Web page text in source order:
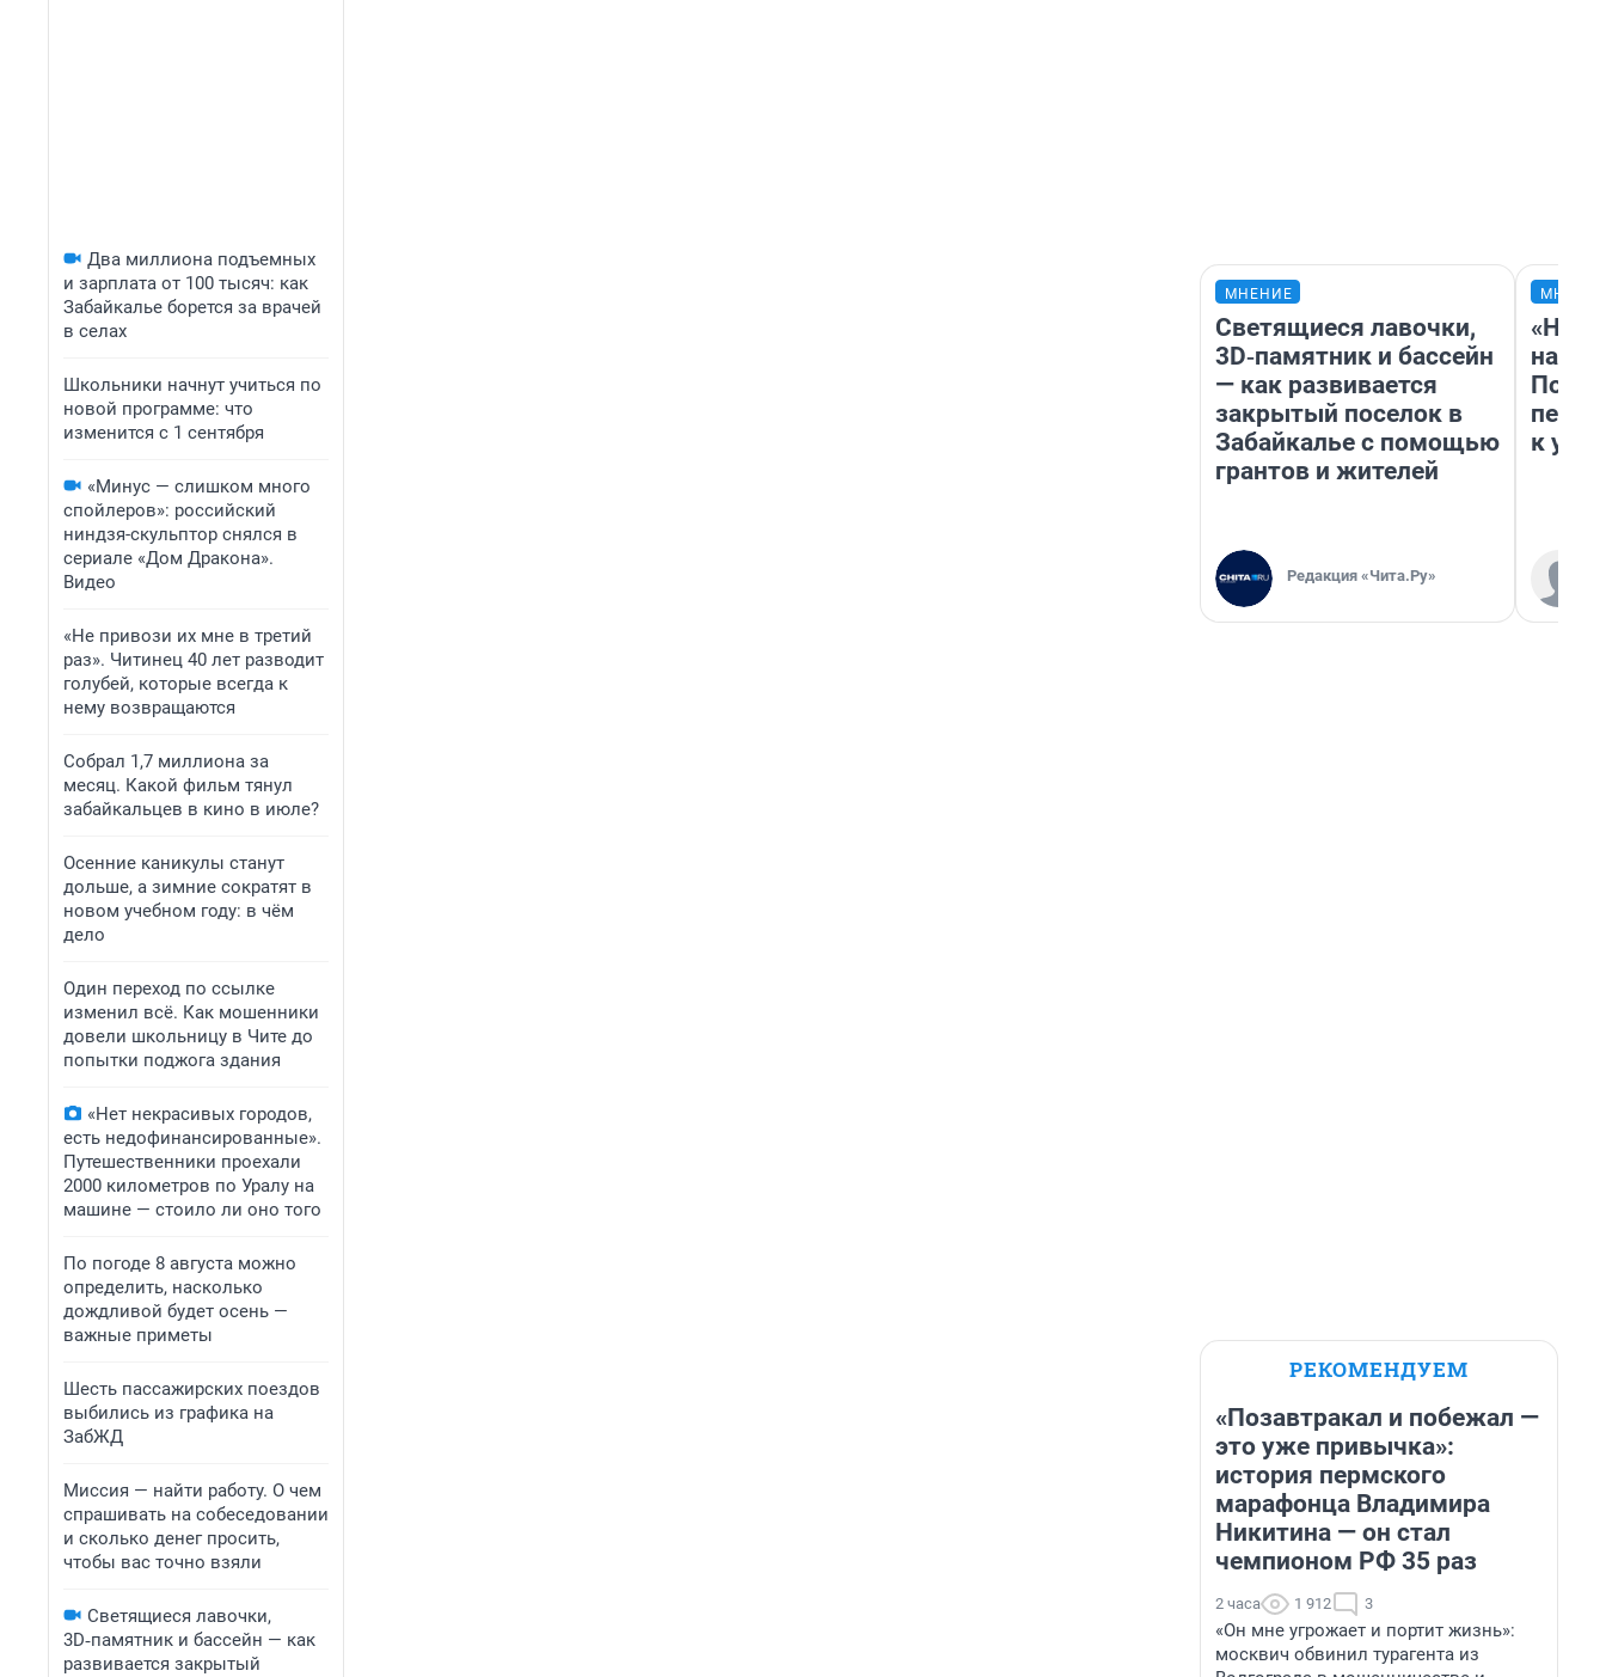
Два миллиона подъемных
и зарплата от 100 тысяч: как
Забайкалье борется за врачей
в селах
Школьники начнут учиться по
новой программе: что
изменится с 1 сентября
«Минус — слишком много
спойлеров»: российский
ниндзя-скульптор снялся в
сериале «Дом Дракона».
Видео
«Не привози их мне в третий
раз». Читинец 40 лет разводит
голубей, которые всегда к
нему возвращаются
Собрал 1,7 миллиона за
месяц. Какой фильм тянул
забайкальцев в кино в июле?
Осенние каникулы станут
дольше, а зимние сократят в
новом учебном году: в чём
дело
Один переход по ссылке
изменил всё. Как мошенники
довели школьницу в Чите до
попытки поджога здания
«Нет некрасивых городов,
есть недофинансированные».
Путешественники проехали
2000 километров по Уралу на
машине — стоило ли оно того
По погоде 8 августа можно
определить, насколько
дождливой будет осень —
важные приметы
Шесть пассажирских поездов
выбились из графика на
ЗабЖД
Миссия — найти работу. О чем
спрашивать на собеседовании
и сколько денег просить,
чтобы вас точно взяли
Светящиеся лавочки,
3D‑памятник и бассейн — как
развивается закрытый
МНЕНИЕ
Светящиеся лавочки,
3D‑памятник и бассейн
— как развивается
закрытый поселок в
Забайкалье с помощью
грантов и жителей
Редакция «Чита.Ру»
надо
к
РЕКОМЕНДУЕМ
«Позавтракал и побежал —
это уже привычка»:
история пермского
марафонца Владимира
Никитина — он стал
чемпионом РФ 35 раз
2 часа 1 912 3
«Он мне угрожает и портит жизнь»:
москвич обвинил турагента из